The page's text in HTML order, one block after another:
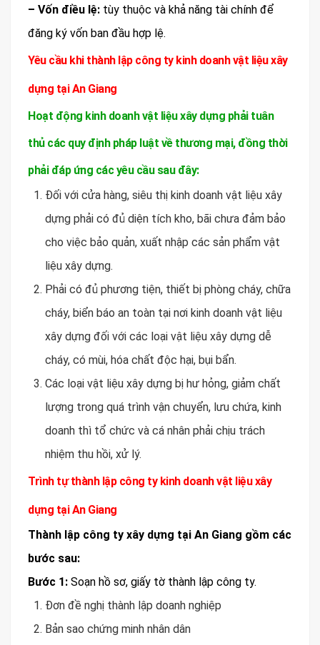
– Vốn điều lệ: tùy thuộc và khả năng tài chính để
đăng ký vốn ban đầu hợp lệ.
Yêu cầu khi thành lập công ty kinh doanh vật liệu xây
dựng tại An Giang
Hoạt động kinh doanh vật liệu xây dựng phải tuân
thủ các quy định pháp luật về thương mại, đồng thời
phải đáp ứng các yêu cầu sau đây:
Đối với cửa hàng, siêu thị kinh doanh vật liệu xây
dựng phải có đủ diện tích kho, bãi chưa đảm bảo
cho việc bảo quản, xuất nhập các sản phẩm vật
liệu xây dựng.
Phải có đủ phương tiện, thiết bị phòng cháy, chữa
cháy, biển báo an toàn tại nơi kinh doanh vật liệu
xây dựng đối với các loại vật liệu xây dựng dễ
cháy, có mùi, hóa chất độc hại, bụi bẩn.
Các loại vật liệu xây dựng bị hư hỏng, giảm chất
lượng trong quá trình vận chuyển, lưu chứa, kinh
doanh thì tổ chức và cá nhân phải chịu trách
nhiệm thu hồi, xử lý.
Trình tự thành lập công ty kinh doanh vật liệu xây
dựng tại An Giang
Thành lập công ty xây dựng tại An Giang gồm các
bước sau:
Bước 1: Soạn hồ sơ, giấy tờ thành lập công ty.
Đơn đề nghị thành lập doanh nghiệp
Bản sao chứng minh nhân dân